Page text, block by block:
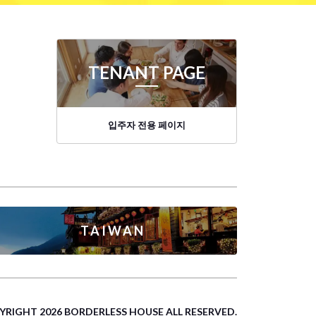
TENANT PAGE
입주자 전용 페이지
TAIWAN
2026 BORDERLESS HOUSE ALL RESERVED.